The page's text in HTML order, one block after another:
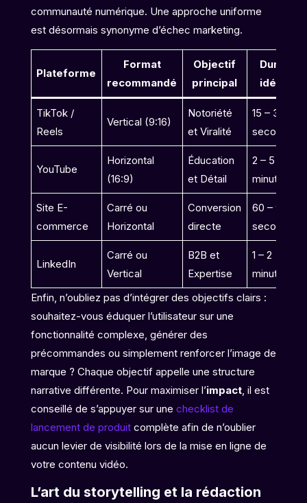
communauté numérique. Une approche uniforme
est désormais synonyme d’échec marketing.
Plateforme
Format
recommandé
Objectif
principal
Durée
idéale
TikTok /
Reels
Vertical (9:16)
Notoriété
et Viralité
15 – 30
secondes
YouTube
Horizontal
(16:9)
Éducation
et Détail
2 – 5
minutes
Site E-
commerce
Carré ou
Horizontal
Conversion
directe
60 – 90
secondes
LinkedIn
Carré ou
Vertical
B2B et
Expertise
1 – 2
minutes
Enfin, n’oubliez pas d’intégrer des objectifs clairs :
souhaitez-vous éduquer l’utilisateur sur une
fonctionnalité complexe, générer des
précommandes ou simplement renforcer l’image de
marque ? Chaque objectif appelle une structure
narrative différente. Pour maximiser l’impact, il est
conseillé de s’appuyer sur une checklist de
lancement de produitcomplète afin de n’oublier
aucun levier de visibilité lors de la mise en ligne de
votre contenu vidéo.
L’art du storytelling et la rédaction